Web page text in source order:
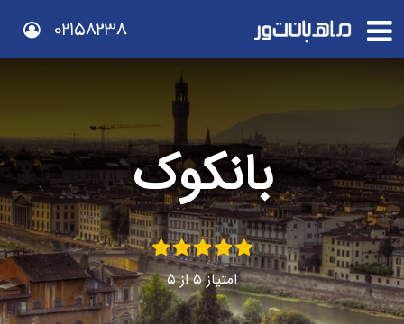
02158238
بانکوک
امتیاز5از5